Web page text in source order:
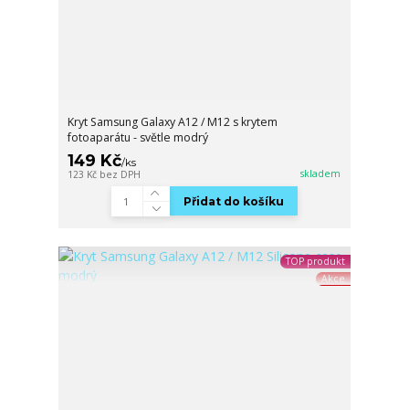
Kryt Samsung Galaxy A12 / M12 s krytem
fotoaparátu - světle modrý
149 Kč/ks
123 Kč bez DPH skladem
Přidat do košíku
TOP produkt
Akce